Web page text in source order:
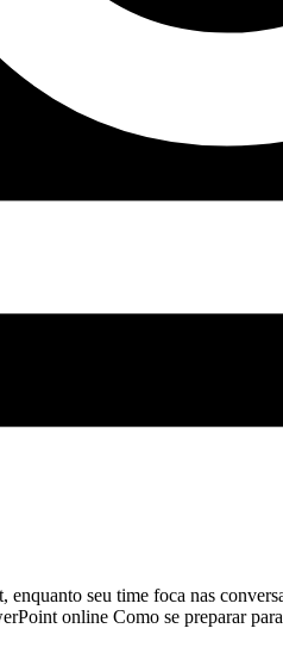
seu time foca nas
online Como se preparar